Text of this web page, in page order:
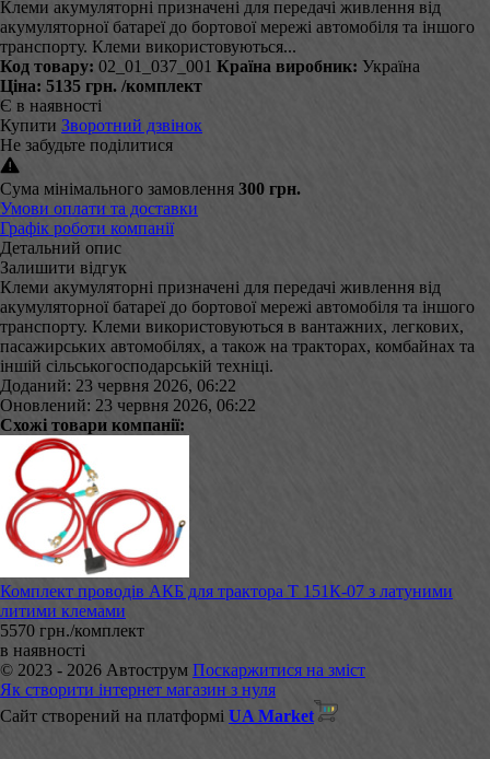
Клеми акумуляторні призначені для передачі живлення від
акумуляторної батареї до бортової мережі автомобіля та іншого
транспорту. Клеми використовуються...
Код товару: 02_01_037_001 Країна виробник: Україна
Ціна: 5135 грн. /комплект
Є в наявності
Купити Зворотний дзвінок
Не забудьте поділитися
Сума мінімального замовлення 300 грн.
Умови оплати та доставки
Графік роботи компанії
Детальний опис
Залишити відгук
Клеми акумуляторні призначені для передачі живлення від
акумуляторної батареї до бортової мережі автомобіля та іншого
транспорту. Клеми використовуються в вантажних, легкових,
пасажирських автомобілях, а також на тракторах, комбайнах та
іншій сільськогосподарській техніці.
Доданий: 23 червня 2026, 06:22
Оновлений: 23 червня 2026, 06:22
Схожі товари компанії:
Комплект проводів АКБ для трактора Т 151К-07 з латуними
литими клемами
5570 грн./комплект
в наявності
© 2023 - 2026 Автострум Поскаржитися на зміст
Як створити інтернет магазин з нуля
Сайт створений на платформі UA Market